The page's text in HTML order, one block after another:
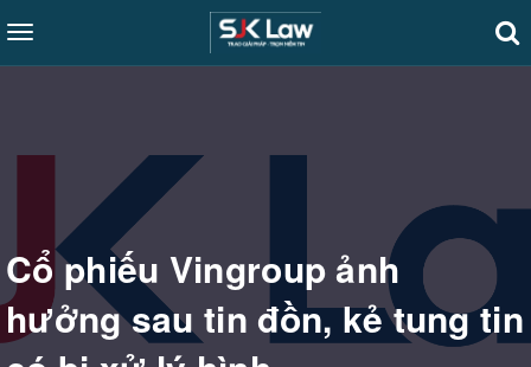
Toggle
navigation
Cổ phiếu Vingroup ảnh
hưởng sau tin đồn, kẻ tung tin